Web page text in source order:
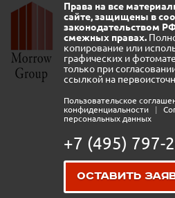
Права на все
сайте, защищены в
законодательством
смежных правах.
копирование или
графических и
только при
ссылкой на
Пользовательское
конфиденциальности
|
персональных данных
+7 (495) 797-
Оставить